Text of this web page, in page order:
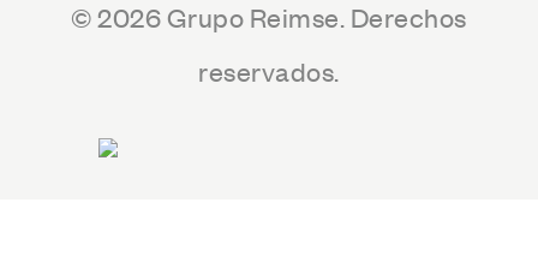
© 2026 Grupo Reimse. Derechos
reservados.